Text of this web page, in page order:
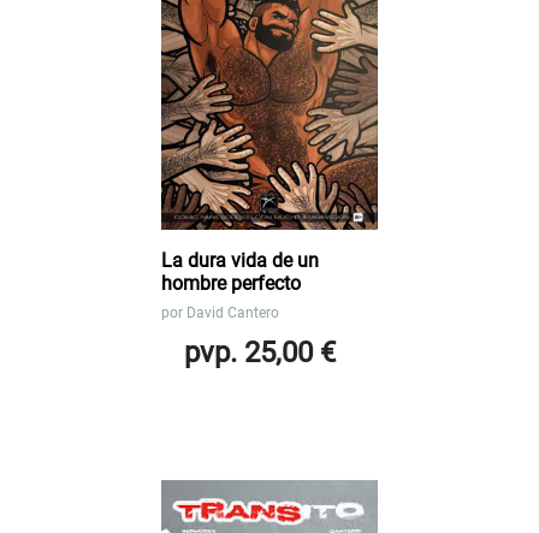
La dura vida de un
hombre perfecto
por David Cantero
pvp. 25,00 €